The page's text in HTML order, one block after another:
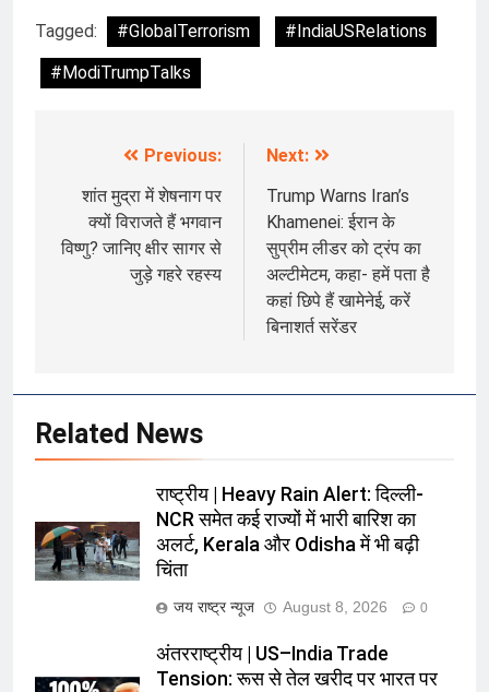
Tagged: #GlobalTerrorism
#IndiaUSRelations
#ModiTrumpTalks
navigation
Previous:
शांत मुद्रा में शेषनाग पर
क्यों विराजते हैं भगवान
विष्णु? जानिए क्षीर सागर से
जुड़े गहरे रहस्य
Next:
Trump Warns Iran’s
Khamenei: ईरान के
सुप्रीम लीडर को ट्रंप का
अल्टीमेटम, कहा- हमें पता है
कहां छिपे हैं खामेनेई, करें
बिनाशर्त सरेंडर
Related News
राष्ट्रीय | Heavy Rain Alert: दिल्ली-
NCR समेत कई राज्यों में भारी बारिश का
अलर्ट, Kerala और Odisha में भी बढ़ी
चिंता
जय राष्ट्र न्यूज August 8, 2026 0
अंतरराष्ट्रीय | US–India Trade
Tension: रूस से तेल खरीद पर भारत पर